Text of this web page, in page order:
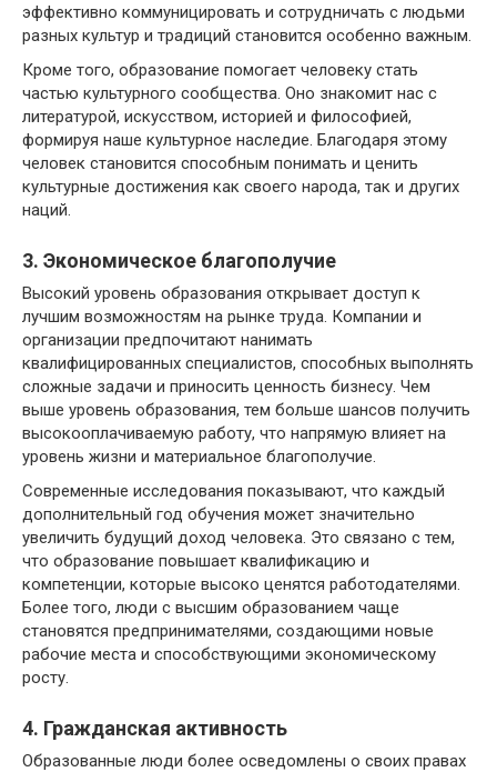
эффективно коммуницировать и сотрудничать с людьми
разных культур и традиций становится особенно важным.
Кроме того, образование помогает человеку стать
частью культурного сообщества. Оно знакомит нас с
литературой, искусством, историей и философией,
формируя наше культурное наследие. Благодаря этому
человек становится способным понимать и ценить
культурные достижения как своего народа, так и других
наций.
3. Экономическое благополучие
Высокий уровень образования открывает доступ к
лучшим возможностям на рынке труда. Компании и
организации предпочитают нанимать
квалифицированных специалистов, способных выполнять
сложные задачи и приносить ценность бизнесу. Чем
выше уровень образования, тем больше шансов получить
высокооплачиваемую работу, что напрямую влияет на
уровень жизни и материальное благополучие.
Современные исследования показывают, что каждый
дополнительный год обучения может значительно
увеличить будущий доход человека. Это связано с тем,
что образование повышает квалификацию и
компетенции, которые высоко ценятся работодателями.
Более того, люди с высшим образованием чаще
становятся предпринимателями, создающими новые
рабочие места и способствующими экономическому
росту.
4. Гражданская активность
Образованные люди более осведомлены о своих правах